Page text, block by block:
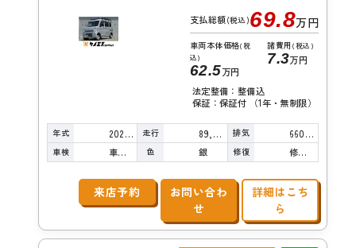
支払総額(税込)69.8万円
車両本体価格(税
込)
62.5万円
諸費用 (税込)
7.3万円
法定整備：整備込
保証：保証付 （1年・無制限）
年式 2021年 走行 89,000km 排気 660cc
車検 車検整備付 色 銀 修復 修復歴無し
来店予約
お問い合わ
せ
詳細はこち
ら